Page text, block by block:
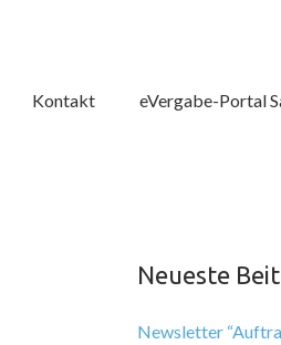
Kontakt eVergabe-Portal
Neueste
Newsletter